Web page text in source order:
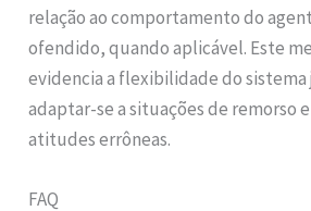
relação ao comportamento do
ofendido, quando aplicável. Este
evidencia a flexibilidade do
adaptar-se a situações de remorso
atitudes errôneas.
FAQ